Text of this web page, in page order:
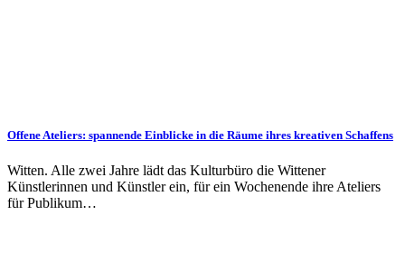
Offene Ateliers: spannende Einblicke in die Räume ihres kreativen Schaffens
Witten. Alle zwei Jahre lädt das Kulturbüro die Wittener
Künstlerinnen und Künstler ein, für ein Wochenende ihre Ateliers
für Publikum…